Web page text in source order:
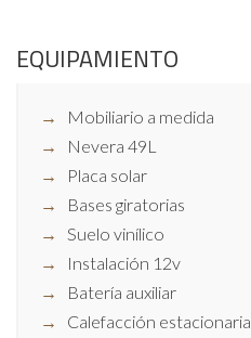
EQUIPAMIENTO
Mobiliario a medida
Nevera 49L
Placa solar
Bases giratorias
Suelo vinílico
Instalación 12v
Batería auxiliar
Calefacción estacionaria